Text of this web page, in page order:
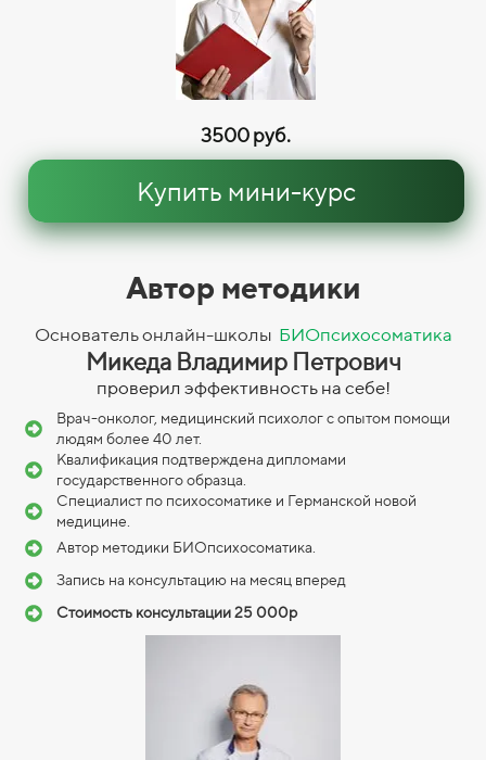
3500 руб.
Купить мини-курс
Автор методики
Основатель онлайн-школы БИОпсихосоматика
Микеда Владимир Петрович
проверил эффективность на себе!
Врач-онколог, медицинский психолог с опытом помощи
людям более 40 лет.
Квалификация подтверждена дипломами
государственного образца.
Специалист по психосоматике и Германской новой
медицине.
Автор методики БИОпсихосоматика.
Запись на консультацию на месяц вперед
Стоимость консультации 25 000р